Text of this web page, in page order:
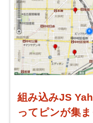
組み込みJS
ってピンが集